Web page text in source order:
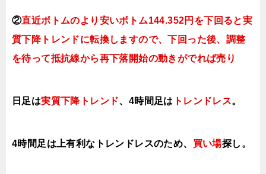
②直近ボトムのより安いボトム144.352円を下回ると実
質下降トレンドに転換しますので、下回った後、調整
を待って抵抗線から再下落開始の動きがでれば売り
日足は実質下降トレンド、4時間足は トレンドレス。
4時間足は上有利なトレンドレスのため、 買い場探し。